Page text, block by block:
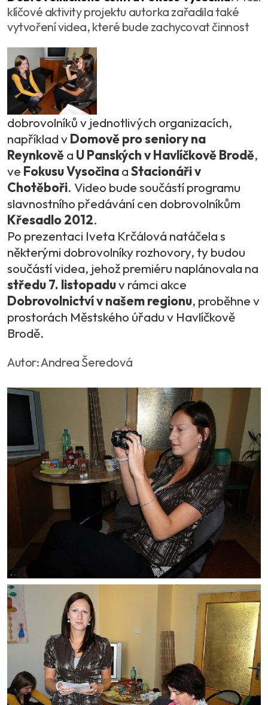
klíčové aktivity projektu autorka zařadila také
vytvoření videa, které bude zachycovat činnost
dobrovolníků v jednotlivých organizacích,
například vDomově pro seniory na
Reynkově a U Panských v Havlíčkově Brodě,
ve Fokusu VysočinaaStacionáři v
Chotěboři. Video bude součástí programu
slavnostního předávání cen dobrovolníkům
Křesadlo 2012.
Po prezentaci Iveta Krčálová natáčela s
některými dobrovolníky rozhovory, ty budou
součástí videa, jehož premiéru naplánovala na
středu 7. listopaduv rámci akce
Dobrovolnictví v našem regionu, proběhne v
prostorách Městského úřadu v Havlíčkově
Brodě.
Autor: Andrea Šeredová